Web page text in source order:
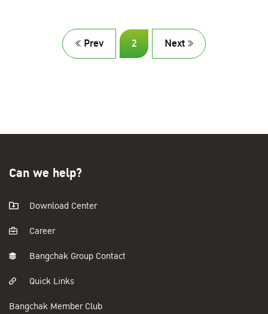
Prev 2 Next
Can we help?
Download Center
Career
Bangchak Group Contact
Quick Links
Bangchak Member Club